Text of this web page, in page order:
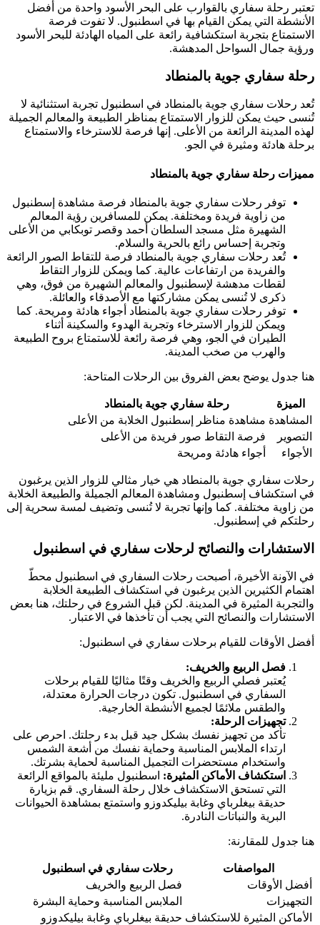
تعتبر رحلة سفاري بالقوارب على البحر الأسود واحدة من أفضل
الأنشطة التي يمكن القيام بها في اسطنبول. لا تفوت فرصة
الاستمتاع بتجربة استكشافية رائعة على المياه الهادئة للبحر الأسود
ورؤية جمال السواحل المدهشة.
رحلة سفاري جوية بالمنطاد
تُعد رحلات سفاري جوية بالمنطاد في اسطنبول تجربة استثنائية لا
تُنسى حيث يمكن للزوار الاستمتاع بمناظر الطبيعة والمعالم الجميلة
لهذه المدينة الرائعة من الأعلى. إنها فرصة للاسترخاء والاستمتاع
برحلة هادئة ومثيرة في الجو.
مميزات رحلة سفاري جوية بالمنطاد
توفر رحلات سفاري جوية بالمنطاد فرصة مشاهدة إسطنبول
من زاوية فريدة ومختلفة. يمكن للمسافرين رؤية المعالم
الشهيرة مثل مسجد السلطان أحمد وقصر توبكابي من الأعلى
وتجربة إحساس رائع بالحرية والسلام.
تُعد رحلات سفاري جوية بالمنطاد فرصة للتقاط الصور الرائعة
والفريدة من ارتفاعات عالية. كما ويمكن للزوار التقاط
لقطات مدهشة لإسطنبول والمعالم الشهيرة من فوق، وهي
ذكرى لا تُنسى يمكن مشاركتها مع الأصدقاء والعائلة.
توفر رحلات سفاري جوية بالمنطاد أجواء هادئة ومريحة. كما
ويمكن للزوار الاسترخاء وتجربة الهدوء والسكينة أثناء
الطيران في الجو، وهي فرصة رائعة للاستمتاع بروح الطبيعة
والهرب من صخب المدينة.
هنا جدول يوضح بعض الفروق بين الرحلات المتاحة:
الميزة
رحلة سفاري جوية بالمنطاد
المشاهدة مشاهدة مناظر إسطنبول الخلابة من الأعلى
التصوير
فرصة التقاط صور فريدة من الأعلى
الأجواء
أجواء هادئة ومريحة
رحلات سفاري جوية بالمنطاد هي خيار مثالي للزوار الذين يرغبون
في استكشاف إسطنبول ومشاهدة المعالم الجميلة والطبيعة الخلابة
من زاوية مختلفة. كما وإنها تجربة لا تُنسى وتضيف لمسة سحرية إلى
رحلتكم في إسطنبول.
الاستشارات والنصائح لرحلات سفاري في اسطنبول
في الآونة الأخيرة، أصبحت رحلات السفاري في اسطنبول محطّ
اهتمام الكثيرين الذين يرغبون في استكشاف الطبيعة الخلابة
والتجربة المثيرة في المدينة. لكن قبل الشروع في رحلتك، هنا بعض
الاستشارات والنصائح التي يجب أن تأخذها في الاعتبار.
أفضل الأوقات للقيام برحلات سفاري في اسطنبول:
فصل الربيع والخريف:
يُعتبر فصلي الربيع والخريف وقتًا مثاليًا للقيام برحلات
السفاري في اسطنبول. تكون درجات الحرارة معتدلة،
والطقس ملائمًا لجميع الأنشطة الخارجية.
تجهيزات الرحلة:
تأكد من تجهيز نفسك بشكل جيد قبل بدء رحلتك. احرص على
ارتداء الملابس المناسبة وحماية نفسك من أشعة الشمس
واستخدام مستحضرات التجميل المناسبة لحماية بشرتك.
استكشاف الأماكن المثيرة: اسطنبول مليئة بالمواقع الرائعة
التي تستحق الاستكشاف خلال رحلة السفاري. قم بزيارة
حديقة بيغلرباي وغابة بيليكدوزو واستمتع بمشاهدة الحيوانات
البرية والنباتات النادرة.
هنا جدول للمقارنة:
المواصفات
رحلات سفاري في اسطنبول
أفضل الأوقات
فصل الربيع والخريف
التجهيزات
الملابس المناسبة وحماية البشرة
الأماكن المثيرة للاستكشاف حديقة بيغلرباي وغابة بيليكدوزو